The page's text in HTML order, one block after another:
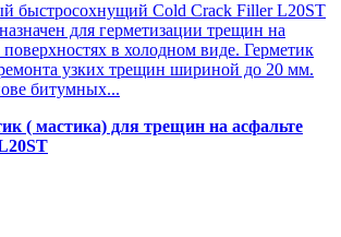
быстросохнущий Cold Crack Filler L20SТ
для герметизации трещин на
в холодном виде. Герметик
узких трещин шириной до 20 мм.
битумных...
( мастика) для трещин на асфальте